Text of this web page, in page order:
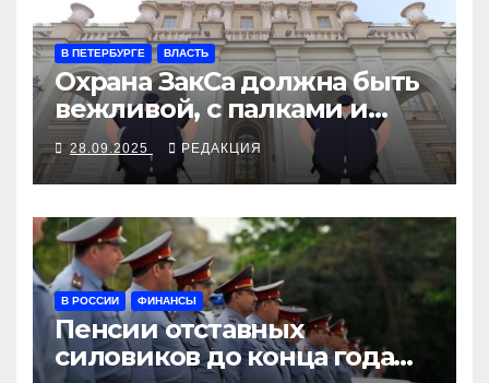
В ПЕТЕРБУРГЕ ВЛАСТЬ
Охрана ЗакСа должна быть
вежливой, с палками и
наручниками
28.09.2025 РЕДАКЦИЯ
В РОССИИ ФИНАНСЫ
Пенсии отставных
силовиков до конца года